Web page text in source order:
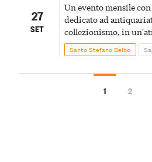
27
SET
Un evento mensile
dedicato ad
collezionismo, in
e memoria
Santo Stefano Belbo
1 2